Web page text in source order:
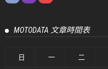
MOTODATA 文章時間表
日 一 二